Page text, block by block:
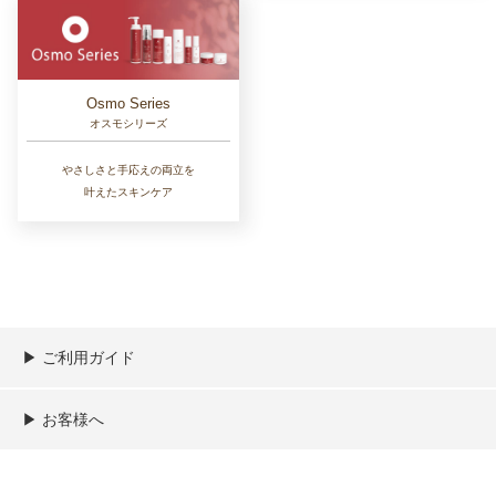
Osmo Series
オスモシリーズ
やさしさと手応えの両立を
叶えたスキンケア
▶︎ ご利用ガイド
ご利用ガイド
決済／配送／送料について
取り扱い商品一覧
顧客情報の取扱について
特定商取引法の表記
▶︎ お客様へ